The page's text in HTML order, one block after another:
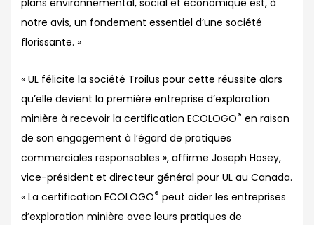
plans environnemental, social et économique est, à
notre avis, un fondement essentiel d’une société
florissante. »
« UL félicite la société Troilus pour cette réussite alors
qu’elle devient la première entreprise d’exploration
minière à recevoir la certification ECOLOGO® en raison
de son engagement à l’égard de pratiques
commerciales responsables », affirme Joseph Hosey,
vice-président et directeur général pour UL au Canada.
« La certification ECOLOGO® peut aider les entreprises
d’exploration minière avec leurs pratiques de